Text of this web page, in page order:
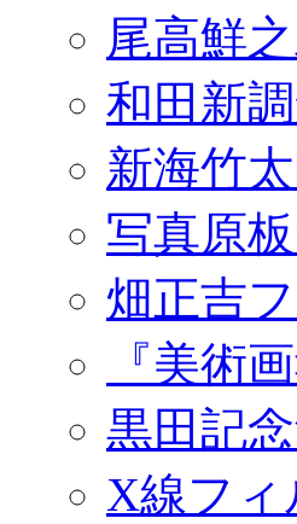
尾高鮮
和田新
新海竹
写真原
畑正吉
『美術
黒田記
X線フ